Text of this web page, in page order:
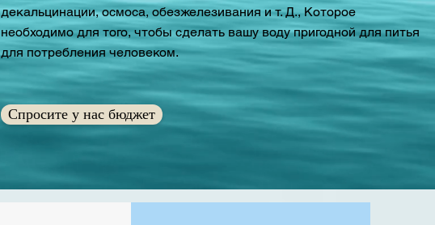
декальцинации, осмоса, обезжелезивания и т. Д., Которое
необходимо для того, чтобы сделать вашу воду пригодной для питья
для потребления человеком.
Спросите у нас бюджет